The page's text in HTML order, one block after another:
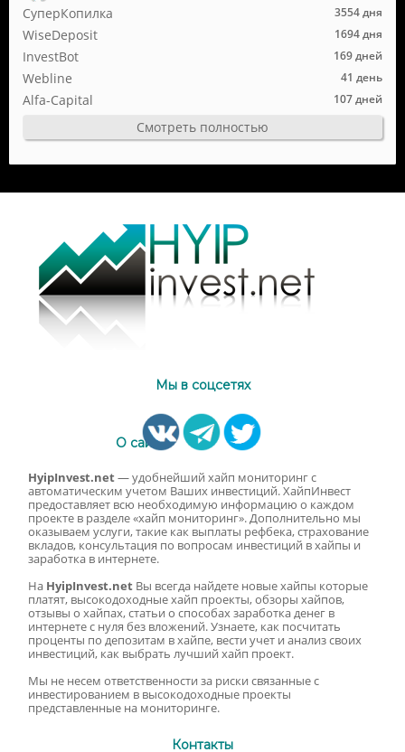
3554 дня
СуперКопилка
1694 дня
WiseDeposit
169 дней
InvestBot
41 день
Webline
107 дней
Alfa-Capital
Смотреть полностью
Мы в соцсетях
О сайте
HyipInvest.net— удобнейший хайп мониторинг с
автоматическим учетом Ваших инвестиций. ХайпИнвест
предоставляет всю необходимую информацию о каждом
проекте в разделе «хайп мониторинг». Дополнительно мы
оказываем услуги, такие как выплаты рефбека, страхование
вкладов, консультация по вопросам инвестиций в хайпы и
заработка в интернете.
На HyipInvest.net Вы всегда найдете новые хайпы которые
платят, высокодоходные хайп проекты, обзоры хайпов,
отзывы о хайпах, статьи о способах заработка денег в
интернете с нуля без вложений. Узнаете, как посчитать
проценты по депозитам в хайпе, вести учет и анализ своих
инвестиций, как выбрать лучший хайп проект.
Мы не несем ответственности за риски связанные с
инвестированием в высокодоходные проекты
представленные на мониторинге.
Контакты